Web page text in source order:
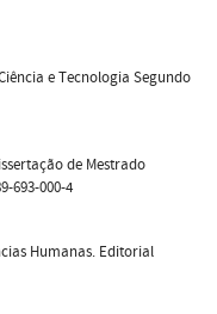
e Tecnologia Segundo
de Mestrado
693-000-4
Humanas. Editorial